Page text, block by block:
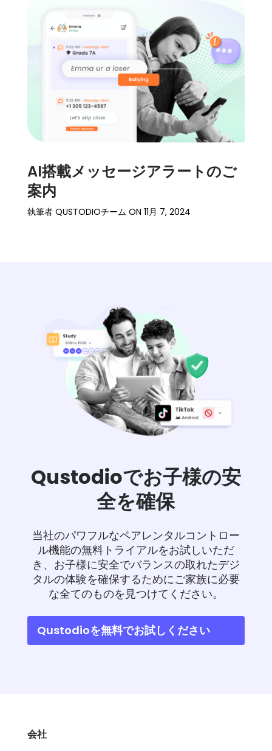
AI搭載メッセージアラートのご
案内
執筆者 QUSTODIOチーム ON 11月 7, 2024
Qustodioでお子様の安
全を確保
当社のパワフルなペアレンタルコントロー
ル機能の無料トライアルをお試しいただ
き、お子様に安全でバランスの取れたデジ
タルの体験を確保するためにご家族に必要
な全てのものを見つけてください。
Qustodioを無料でお試しください
会社